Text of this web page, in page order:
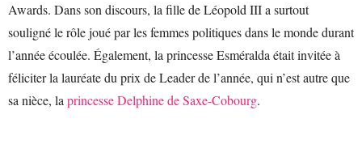
Awards. Dans son discours, la fille de Léopold III a surtout
souligné le rôle joué par les femmes politiques dans le monde durant
l’année écoulée. Également, la princesse Esméralda était invitée à
féliciter la lauréate du prix de Leader de l’année, qui n’est autre que
sa nièce, la princesse Delphine de Saxe-Cobourg.